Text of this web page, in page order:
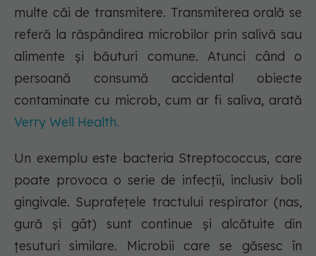
multe căi de transmitere. Transmiterea orală se
referă la răspândirea microbilor prin salivă sau
alimente și băuturi comune. Atunci când o
persoană consumă accidental obiecte
contaminate cu microb, cum ar fi saliva, arată
Verry Well Health.
Un exemplu este bacteria Streptococcus, care
poate provoca o serie de infecții, inclusiv boli
gingivale. Suprafețele tractului respirator (nas,
gură și gât) sunt continue și alcătuite din
țesuturi similare. Microbii care se găsesc în